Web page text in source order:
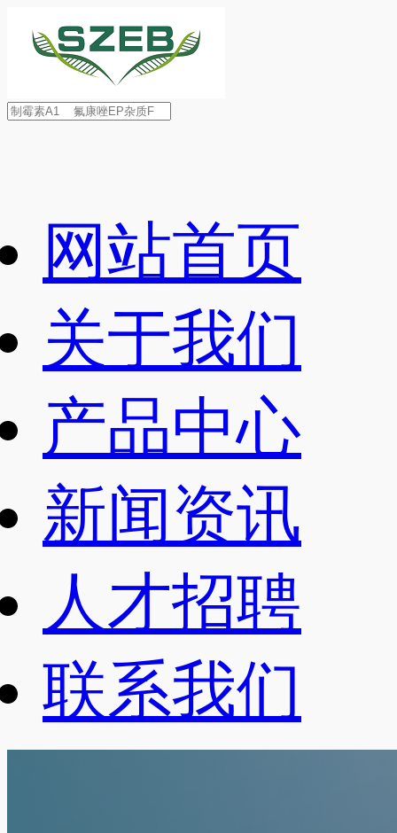
网站首页
关于我们
产品中心
新闻资讯
人才招聘
联系我们